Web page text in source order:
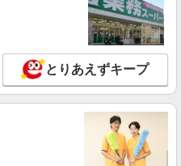
パ重視で稼げる看護助手＊無
給UP
2125円 ＜日払い有/週払い有/交
とりあえずキープ